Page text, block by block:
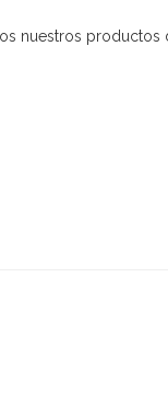
nuestros productos